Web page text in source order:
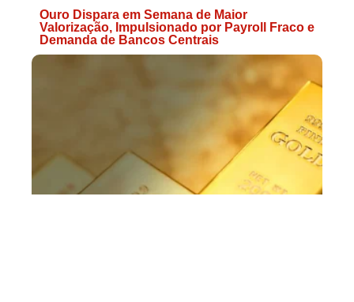
Ouro Dispara em Semana de Maior
Valorização, Impulsionado por Payroll Fraco e
Demanda de Bancos Centrais